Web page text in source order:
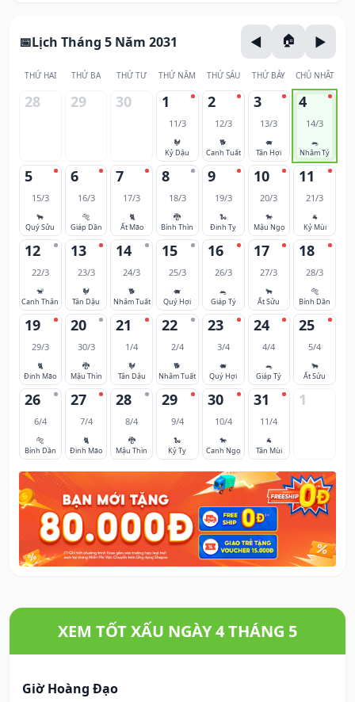
Lịch Tháng 5 Năm 2031
THỨ HAI THỨ BA THỨ TƯ THỨ NĂM THỨ SÁU THỨ BẢY CHỦ NHẬT
28 29 30 1
11/3
🐓
Kỷ Dậu
2
12/3
🐕
Canh Tuất
3
13/3
🐖
Tân Hợi
4
14/3
🐀
Nhâm Tý
5
15/3
🐂
Quý Sửu
6
16/3
🐅
Giáp Dần
7
17/3
🐈
Ất Mão
8
18/3
🐉
Bính Thìn
9
19/3
🐍
Đinh Tỵ
10
20/3
🐎
Mậu Ngọ
11
21/3
🐐
Kỷ Mùi
12
22/3
🐒
Canh Thân
13
23/3
🐓
Tân Dậu
14
24/3
🐕
Nhâm Tuất
15
25/3
🐖
Quý Hợi
16
26/3
🐀
Giáp Tý
17
27/3
🐂
Ất Sửu
18
28/3
🐅
Bính Dần
19
29/3
🐈
Đinh Mão
20
30/3
🐉
Mậu Thìn
21
1/4
🐓
Tân Dậu
22
2/4
🐕
Nhâm Tuất
23
3/4
🐖
Quý Hợi
24
4/4
🐀
Giáp Tý
25
5/4
🐂
Ất Sửu
26
6/4
🐅
Bính Dần
27
7/4
🐈
Đinh Mão
28
8/4
🐉
Mậu Thìn
29
9/4
🐍
Kỷ Tỵ
30
10/4
🐎
Canh Ngọ
31
11/4
🐐
Tân Mùi
1
XEM TỐT XẤU NGÀY 4 THÁNG 5
Giờ Hoàng Đạo